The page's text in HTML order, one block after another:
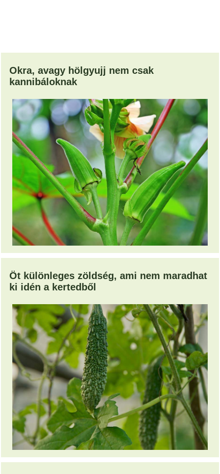
Okra, avagy hölgyujj nem csak
kannibáloknak
Öt különleges zöldség, ami nem maradhat
ki idén a kertedből